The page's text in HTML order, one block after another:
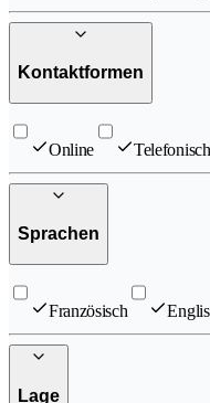
Kontaktformen
Online Telefonisch
Sprachen
Französisch
Lage